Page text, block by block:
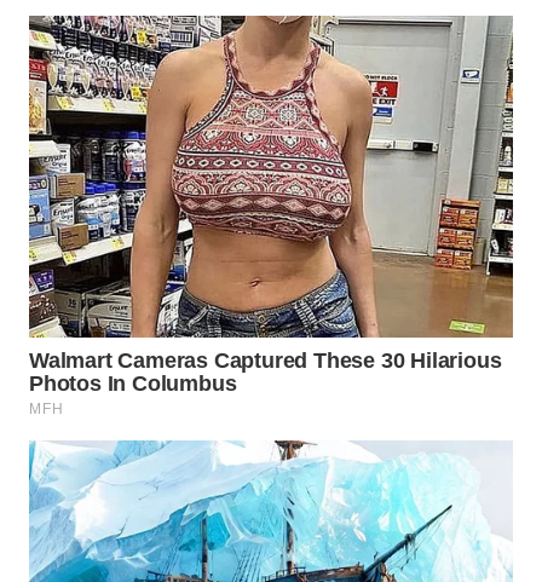
WN
LABUANBAJO
WN
BORNEO
Wahana
Media
Group
WAHANA
NEWS
WAHANA
TANI
WAHANA
ADVOKAT